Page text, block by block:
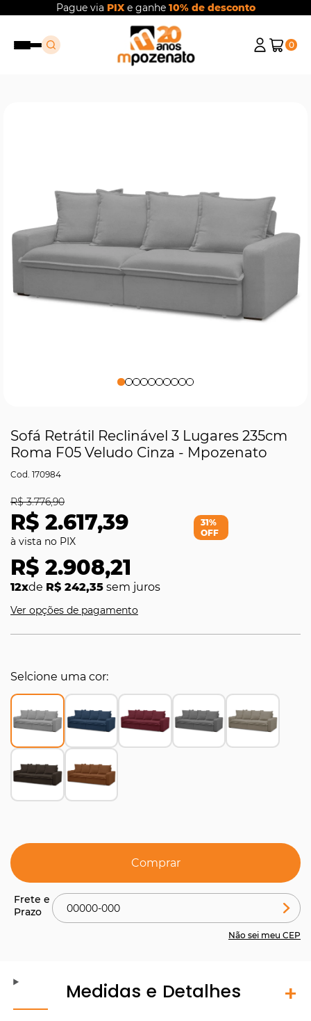
Pague via PIXe ganhe 10% de desconto
0
Sofá Retrátil Reclinável 3 Lugares 235cm
Roma F05 Veludo Cinza - Mpozenato
170984
R$ 2.617,39
R$ 3.776,90
R$ 2.908,21
12xde R$ 242,35 sem juros
31%
OFF
Ver opções de pagamento
Selcione uma cor
Comprar
Não sei meu CEP
Medidas e Detalhes